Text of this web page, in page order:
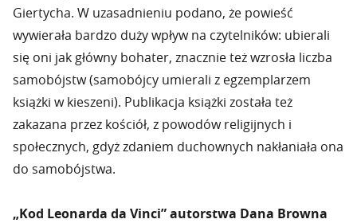
Giertycha. W uzasadnieniu podano, że powieść
wywierała bardzo duży wpływ na czytelników: ubierali
się oni jak główny bohater, znacznie też wzrosła liczba
samobójstw (samobójcy umierali z egzemplarzem
książki w kieszeni). Publikacja książki została też
zakazana przez kościół, z powodów religijnych i
społecznych, gdyż zdaniem duchownych nakłaniała ona
do samobójstwa.
„Kod Leonarda da Vinci” autorstwa Dana Browna